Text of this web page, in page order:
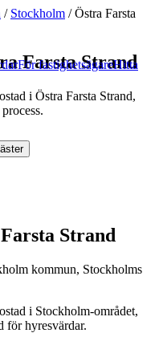
För fastighetsägareHitta
/ Stockholm /Östra Farsta
Farsta Strand
i Östra Farsta Strand,
Strand
kommun, Stockholms
i Stockholm-området,
för hyresvärdar.